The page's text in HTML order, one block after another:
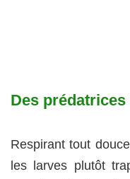
Des
Respirant tout
les larves plutôt